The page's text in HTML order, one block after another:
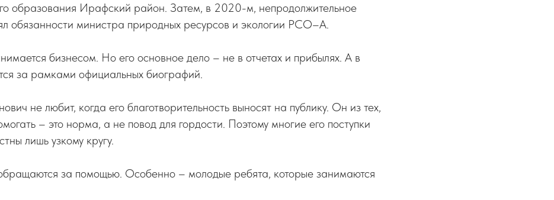
образования Ирафский район. Затем, в 2020-м, непродолжительное
обязанности министра природных ресурсов и экологии РСО–А.
бизнесом. Но его основное дело – не в отчетах и прибылях. А в
за рамками официальных биографий.
не любит, когда его благотворительность выносят на публику. Он из тех,
– это норма, а не повод для гордости. Поэтому многие его поступки
лишь узкому кругу.
за помощью. Особенно – молодые ребята, которые занимаются